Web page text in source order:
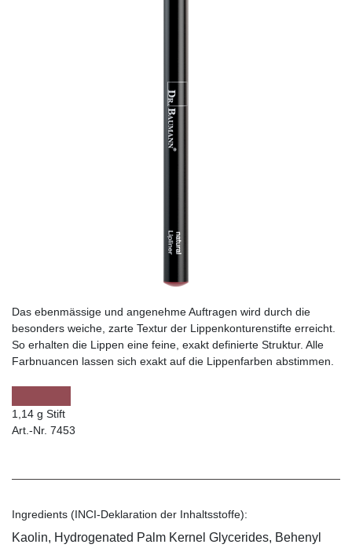
Das ebenmässige und angenehme Auftragen wird durch die
besonders weiche, zarte Textur der Lippenkonturenstifte erreicht.
So erhalten die Lippen eine feine, exakt definierte Struktur. Alle
Farbnuancen lassen sich exakt auf die Lippenfarben abstimmen.
1,14 g Stift
Art.-Nr. 7453
Ingredients (INCI-Deklaration der Inhaltsstoffe):
Kaolin, Hydrogenated Palm Kernel Glycerides, Behenyl